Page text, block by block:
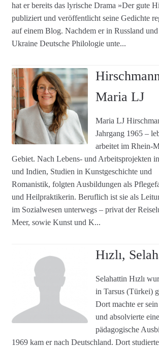
hat er bereits das lyrische Drama »Der gute
publiziert und veröffentlicht seine Gedichte
auf einem Blog. Nachdem er in Russland
Ukraine Deutsche Philologie unte...
Maria LJ
Maria LJ
Jahrgang 1965 –
arbeitet im Rhein-
Gebiet. Nach Lebens- und Arbeitsprojekten
und Indien, Studien in Kunstgeschichte und
Romanistik, folgten Ausbildungen als
und Heilpraktikerin. Beruflich ist sie als
im Sozialwesen unterwegs – privat der
Meer, sowie Kunst und K...
Hızlı,
Selahattin Hızlı
in Tarsus (Türkei)
Dort machte er
und absolvierte eine
pädagogische
1969 kam er nach Deutschland. Dort